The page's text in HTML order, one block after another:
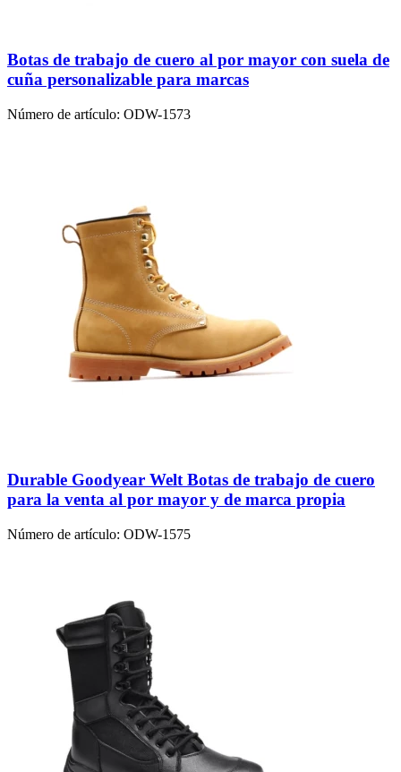
Botas de trabajo de cuero al por mayor con suela de
cuña personalizable para marcas
Número de artículo: ODW-1573
Durable Goodyear Welt Botas de trabajo de cuero
para la venta al por mayor y de marca propia
Número de artículo: ODW-1575